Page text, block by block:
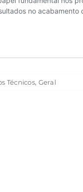
Técnicos, Geral